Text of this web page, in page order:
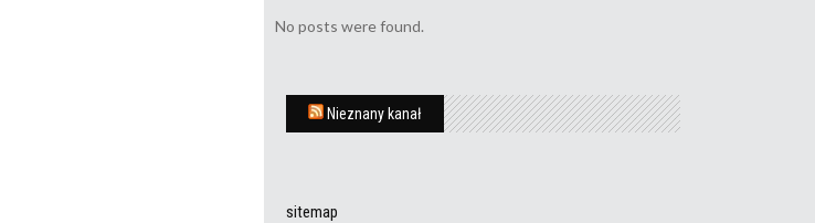
No posts were found.
Nieznany kanał
sitemap